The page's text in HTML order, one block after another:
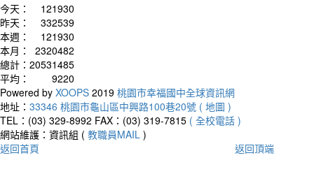
今天：
121930
昨天：
332539
本週：
121930
本月：
2320482
總計： 20531485
平均：
9220
Powered by XOOPS 2019 桃園市幸福國中全球資訊網
地址： 33346 桃園市龜山區中興路100巷20號 ( 地圖 )
TEL：(03) 329-8992 FAX：(03) 319-7815 ( 全校電話 )
網站維護：資訊組 ( 教職員MAIL )
返回首頁
返回頂端